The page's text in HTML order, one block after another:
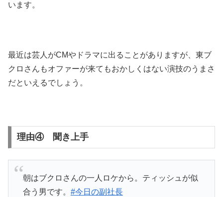
います。
最近は芸人がCMやドラマに出ることがありますが、東ブ
クロさんもオファーが来てもおかしくはない演技のうまさ
だといえるでしょう。
理由④ 聞き上手
朝はブクロさんの一人ロケから。ティッシュが似
合う男です。 #今日の副社長